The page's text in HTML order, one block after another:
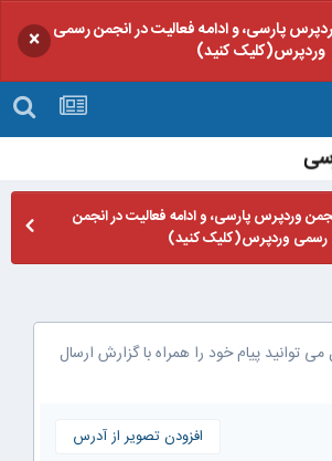
پارسی، و ادامه فعالیت در انجمن رسمی
وردپرس(کلیک کنید)
×
وردپرس پارسی، و ادامه فعالیت در انجمن
رسمی وردپرس(کلیک کنید)
توانید پیام خود را همراه با گزارش ارسال
افزودن تصویر از آدرس